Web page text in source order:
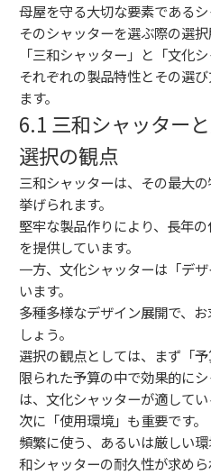
母屋を守る大切な要素であるシ
そのシャッターを選ぶ際の選
「三和シャッター」と「文化シ
それぞれの製品特性とその選
ます。
6.1 三和シャッター
選択の観点
三和シャッターは、その最大
挙げられます。
堅牢な製品作りにより、長年
を提供しています。
一方、文化シャッターは「デ
います。
多種多様なデザイン展開で、
しょう。
選択の観点としては、まず「予
限られた予算の中で効果的に
は、文化シャッターが適してい
次に「使用環境」も重要です。
頻繁に使う、あるいは厳しい
和シャッターの耐久性が求めら